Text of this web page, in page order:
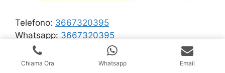
Telefono: 3667320395
Whatsapp: 3667320395
Richiedi Maggiori informazioni
Chiama Ora Whatsapp Email